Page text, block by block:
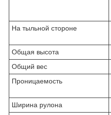
На тыльной стороне
Общая высота
Общий вес
Проницаемость
Ширина рулона